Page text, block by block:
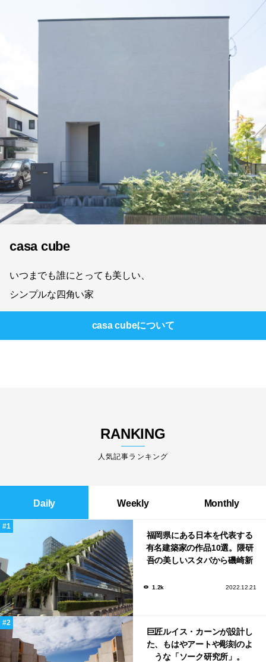
casa cube
いつまでも誰にとっても美しい、
シンプルな四角い家
casa cubeについて
RANKING
人気記事ランキング
Daily Weekly Monthly
福岡県にある日本を代表する
有名建築家の作品10選。隈研
吾の美しいスタバから磯崎新
1.2k 2022.12.21
巨匠ルイス・カーンが設計し
た、もはやアートや彫刻のよ
うな「ソーク研究所」。